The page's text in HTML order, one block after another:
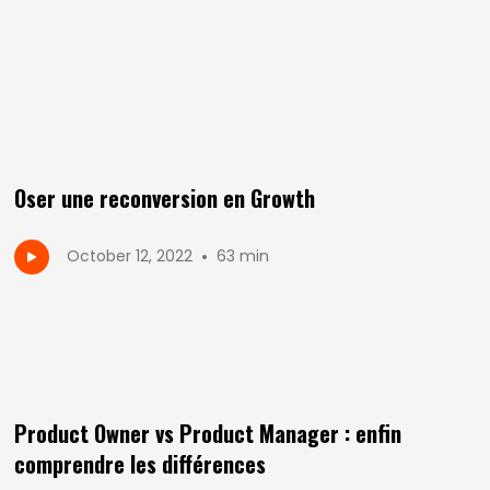
Oser une reconversion en Growth
October 12, 2022 • 63 min
Product Owner vs Product Manager : enfin
comprendre les différences